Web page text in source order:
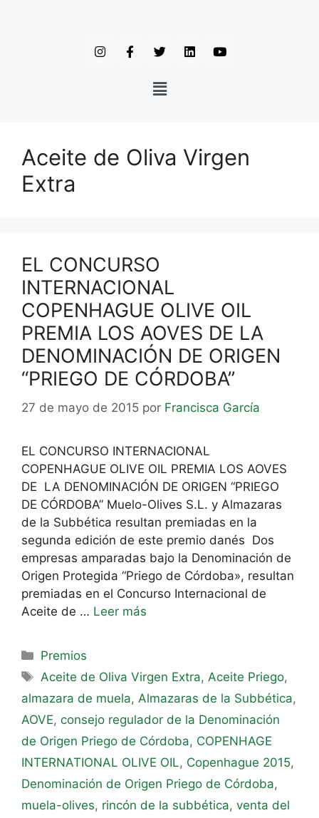
Aceite de Oliva Virgen
Extra
EL CONCURSO
INTERNACIONAL
COPENHAGUE OLIVE OIL
PREMIA LOS AOVES DE LA
DENOMINACIÓN DE ORIGEN
“PRIEGO DE CÓRDOBA”
27 de mayo de 2015 por Francisca García
EL CONCURSO INTERNACIONAL
COPENHAGUE OLIVE OIL PREMIA LOS AOVES
DE LA DENOMINACIÓN DE ORIGEN “PRIEGO
DE CÓRDOBA” Muelo-Olives S.L. y Almazaras
de la Subbética resultan premiadas en la
segunda edición de este premio danés Dos
empresas amparadas bajo la Denominación de
Origen Protegida “Priego de Córdoba», resultan
premiadas en el Concurso Internacional de
Aceite de … Leer más
Premios
Aceite de Oliva Virgen Extra, Aceite Priego,
almazara de muela, Almazaras de la Subbética,
AOVE, consejo regulador de la Denominación
de Origen Priego de Córdoba, COPENHAGE
INTERNATIONAL OLIVE OIL, Copenhague 2015,
Denominación de Origen Priego de Córdoba,
muela-olives, rincón de la subbética, venta del